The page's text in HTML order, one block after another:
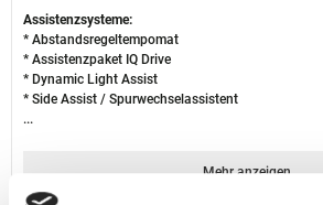
Assistenzsysteme:
* Abstandsregeltempomat
* Assistenzpaket IQ Drive
* Dynamic Light Assist
* Side Assist / Spurwechselassistent
...
Mehr anzeigen